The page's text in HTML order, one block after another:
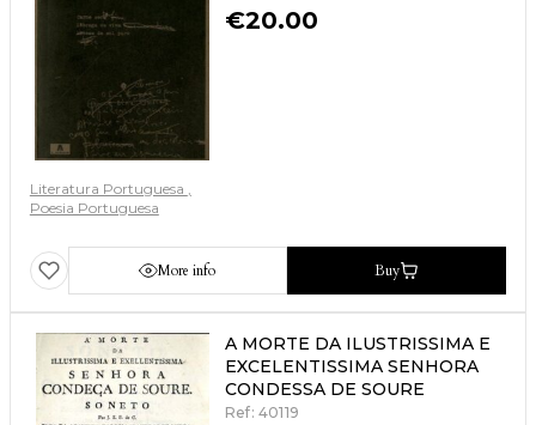
€20.00
Literatura Portuguesa
Poesia Portuguesa
More info Buy
A MORTE DA ILUSTRISSIMA E
EXCELENTISSIMA SENHORA
CONDESSA DE SOURE
Ref: 40119